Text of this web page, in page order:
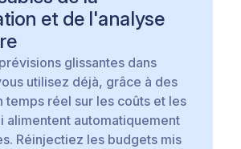
et de l'analyse
glissantes dans
utilisez déjà, grâce à des
temps réel sur les coûts et les
alimentent automatiquement
Réinjectiez les budgets mis